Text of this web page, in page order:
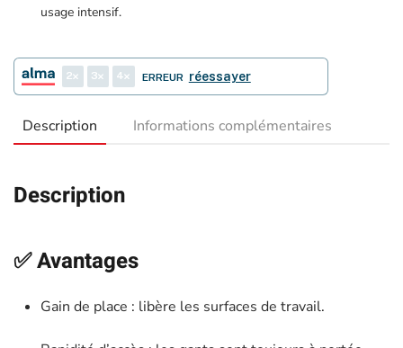
usage intensif.
2 3 4 ERREUR réessayer
Description Informations complémentaires
Description
✅ Avantages
Gain de place : libère les surfaces de travail.